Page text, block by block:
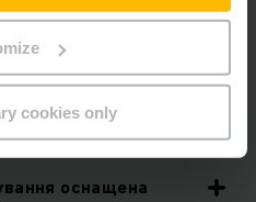
cookies only
умов
оснащена